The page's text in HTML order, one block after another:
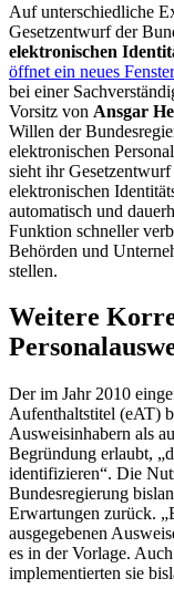
Auf unterschiedliche
Gesetzentwurf der
elektronischen
öffnet ein neues
bei einer
Vorsitz von Ansgar
Willen der
elektronischen
sieht ihr
elektronischen
automatisch und
Funktion schneller
Behörden und
stellen.
Weitere
Der im Jahr 2010
Aufenthaltstitel (eAT)
Ausweisinhabern als
Begründung erlaubt,
identifizieren“. Die
Bundesregierung
Erwartungen zurück.
ausgegebenen
es in der Vorlage.
implementierten sie